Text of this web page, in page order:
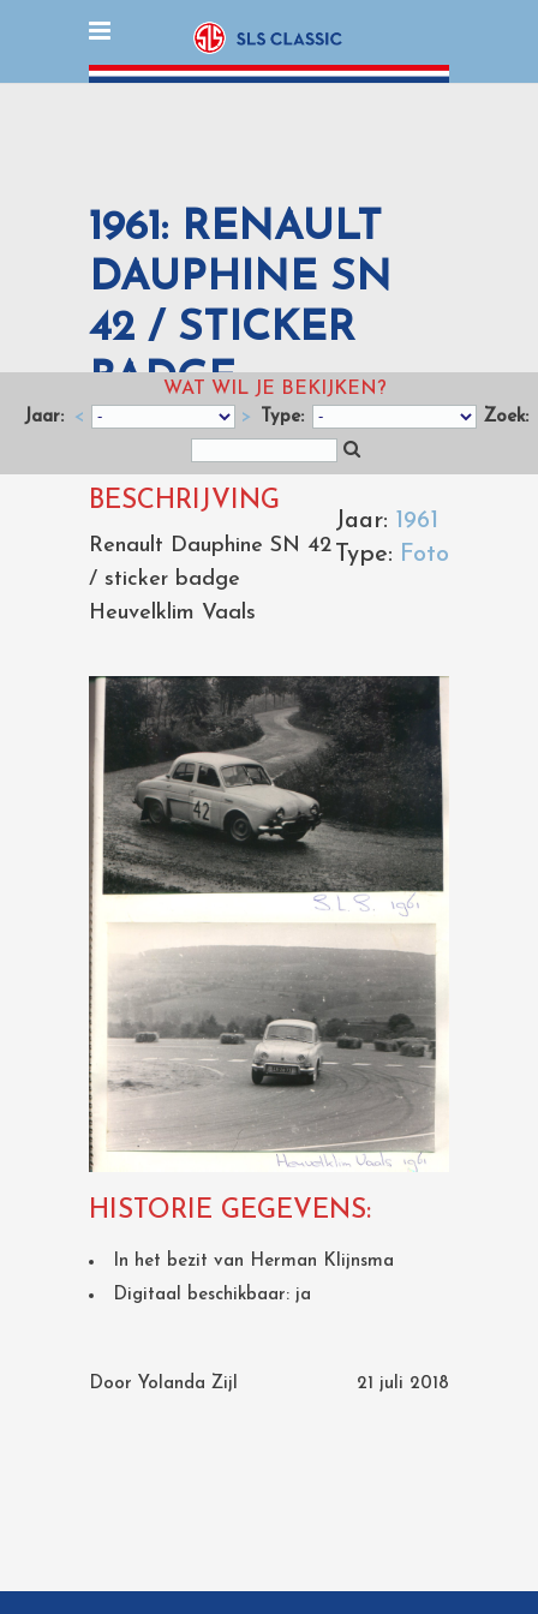
1961: RENAULT
DAUPHINE SN
42 / STICKER
BADGEWAT WIL JE BEKIJKEN?
Jaar: < > Type: Zoek:
Jaar: 1961
Type: Foto
BESCHRIJVING
Renault Dauphine SN 42
/ sticker badge
Heuvelklim Vaals
HISTORIE GEGEVENS:
In het bezit van Herman Klijnsma
Digitaal beschikbaar: ja
Door Yolanda Zijl 21 juli 2018